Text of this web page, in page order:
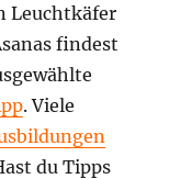
Leuchtkäfer
findest
. Viele
du Tipps